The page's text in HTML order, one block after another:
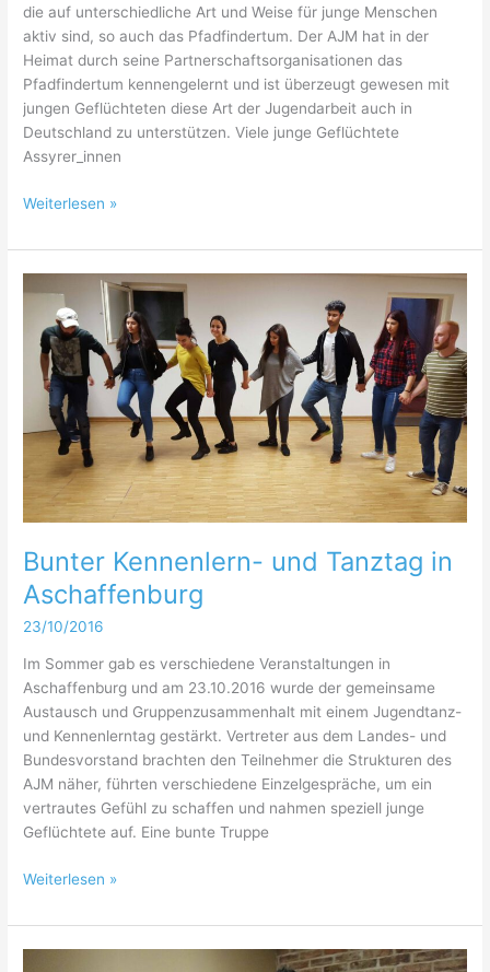
die auf unterschiedliche Art und Weise für junge Menschen
aktiv sind, so auch das Pfadfindertum. Der AJM hat in der
Heimat durch seine Partnerschaftsorganisationen das
Pfadfindertum kennengelernt und ist überzeugt gewesen mit
jungen Geflüchteten diese Art der Jugendarbeit auch in
Deutschland zu unterstützen. Viele junge Geflüchtete
Assyrer_innen
Es
geschafft!
–
Bavaria
Scouts
gegründet
Weiterlesen »
Bunter Kennenlern- und Tanztag in
Aschaffenburg
23/10/2016
Im Sommer gab es verschiedene Veranstaltungen in
Aschaffenburg und am 23.10.2016 wurde der gemeinsame
Austausch und Gruppenzusammenhalt mit einem Jugendtanz-
und Kennenlerntag gestärkt. Vertreter aus dem Landes- und
Bundesvorstand brachten den Teilnehmer die Strukturen des
AJM näher, führten verschiedene Einzelgespräche, um ein
vertrautes Gefühl zu schaffen und nahmen speziell junge
Geflüchtete auf. Eine bunte Truppe
Bunter
und
Tanztag
Weiterlesen »